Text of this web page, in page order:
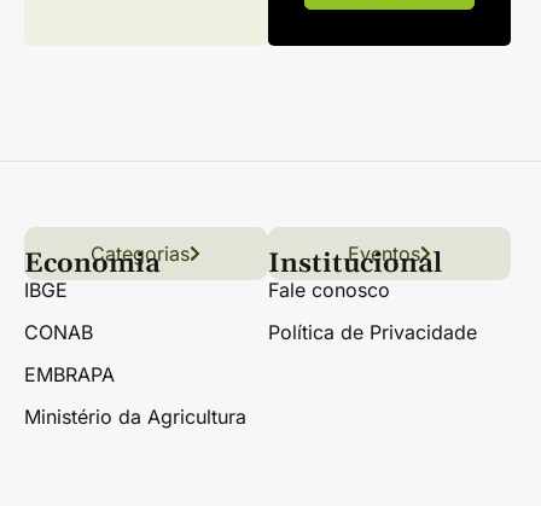
Links úteis
Conteúdo Grãos
Florestas Hortifrúti
Categorias Eventos
Economia
IBGE
CONAB
EMBRAPA
Ministério da Agricultura
Institucional
Fale conosco
Política de Privacidade